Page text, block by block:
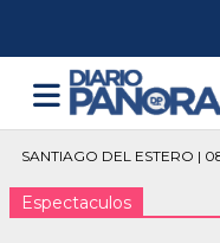
SANTIAGO DEL ESTERO |
Espectaculos